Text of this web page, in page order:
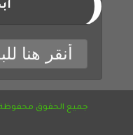
جميع الحقوق